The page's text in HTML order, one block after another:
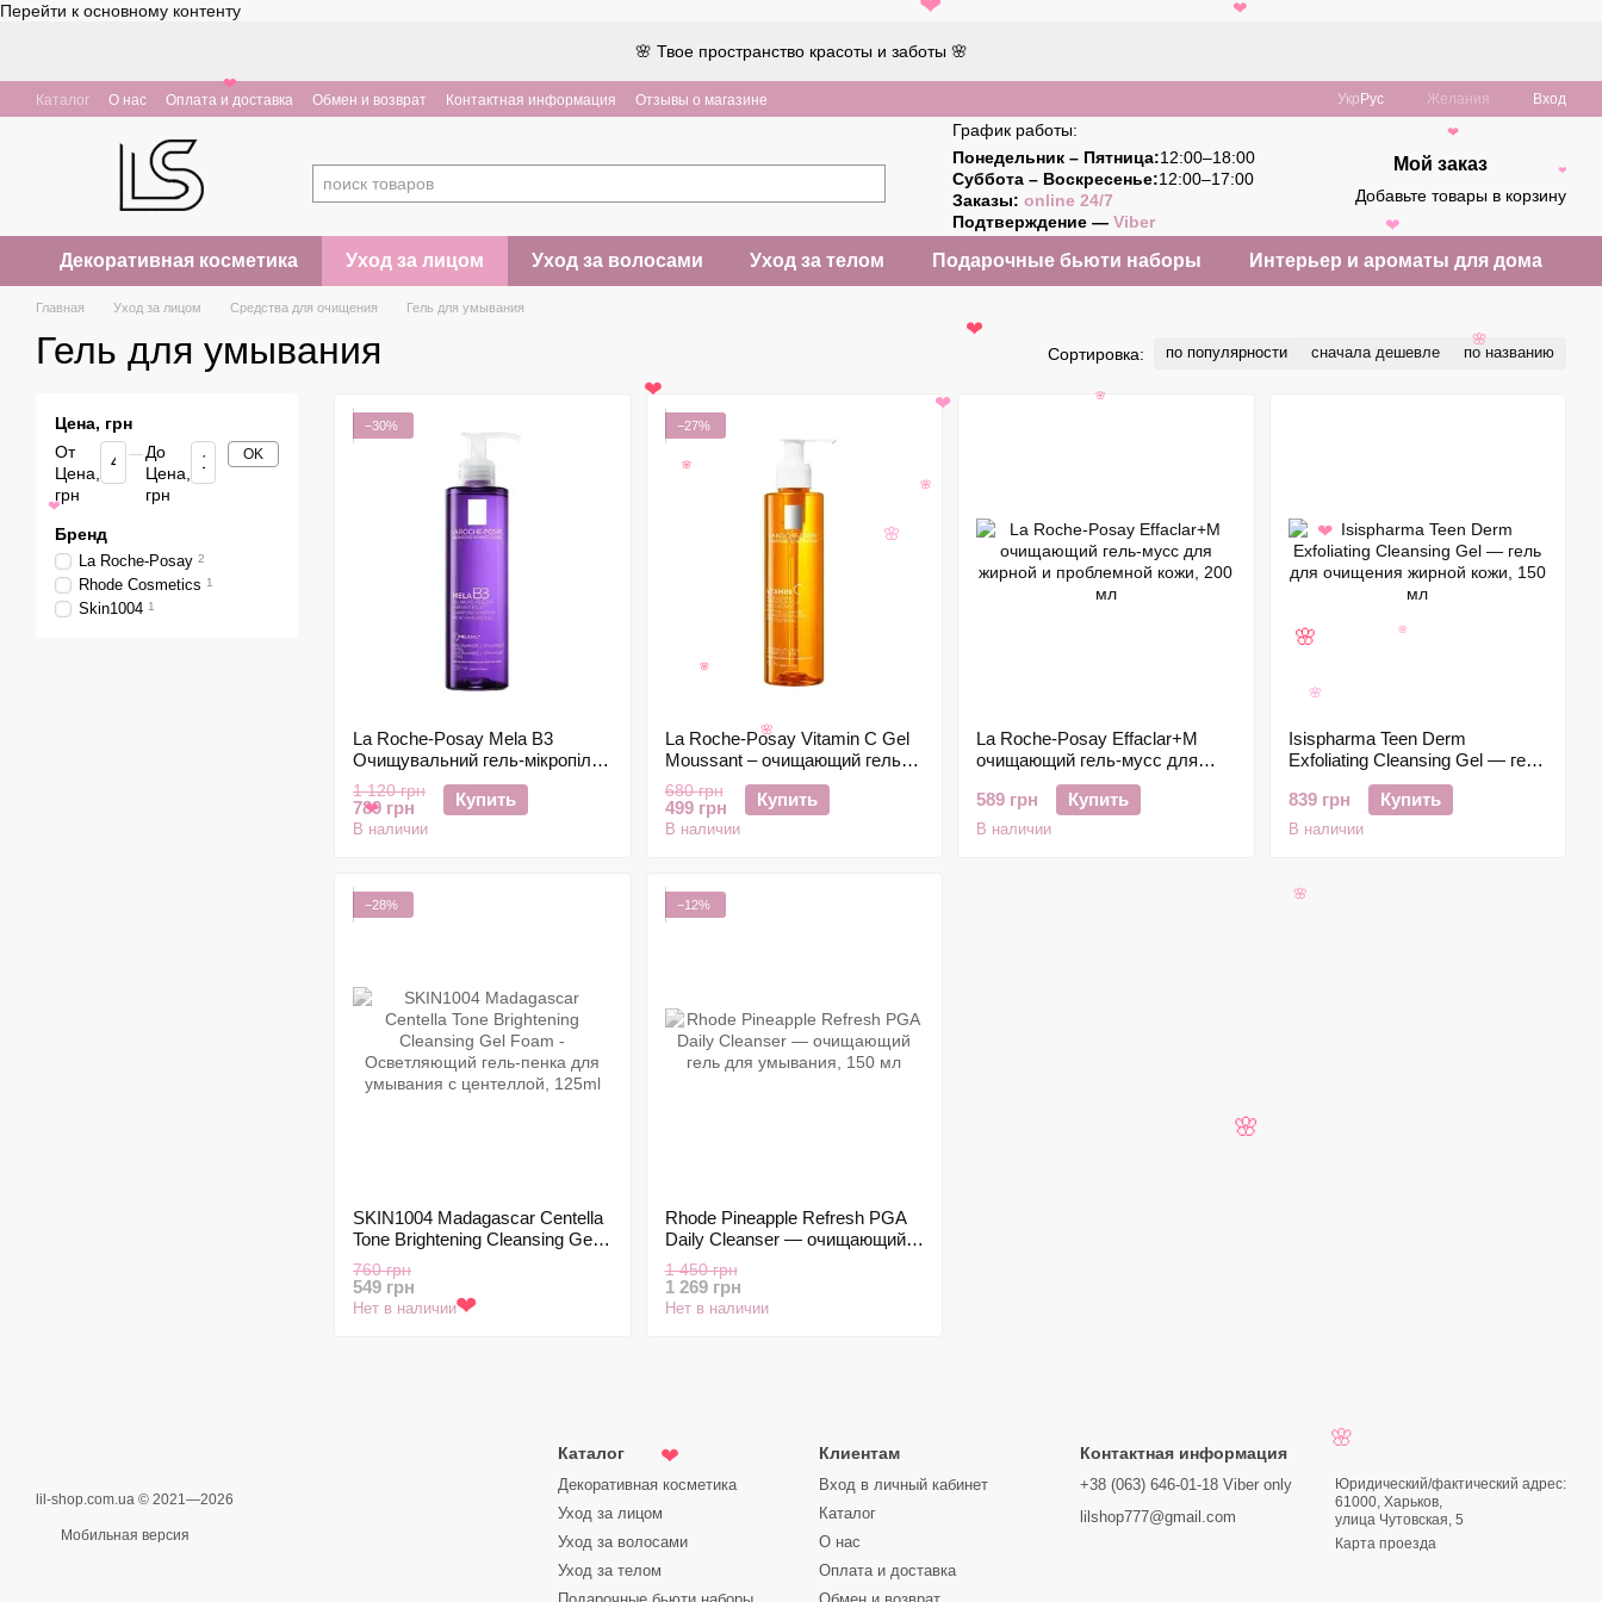
Перейти к основному контенту
🌸 Твое пространство красоты и заботы 🌸
Каталог О нас Оплата и доставка Обмен и возврат Контактная информация Отзывы о магазине Укр Рус Желания Вход
График работы:
Понедельник – Пятница:12:00–18:00
Суббота – Воскресенье:12:00–17:00
Заказы: online 24/7
Подтверждение — Viber
Мой заказ
Добавьте товары в корзину
Декоративная косметика Уход за лицом Уход за волосами Уход за телом Подарочные бьюти наборы Интерьер и ароматы для дома
Главная Уход за лицом Средства для очищения Гель для умывания
Гель для умывания Сортировка: по популярности сначала дешевле по названию
−30%
La Roche-Posay Mela B3
Очищувальний гель-мікропілінг
для вирівнювання тону шкіри,
200 мл
1 120 грн
789 грн Купить
В наличии
−27%
La Roche-Posay Vitamin C Gel
Moussant – очищающий гель
для лица с витамином C,
200ml
680 грн
499 грн Купить
В наличии
La Roche-Posay Effaclar+M
очищающий гель-мусс для
жирной и проблемной кожи,
200 мл
589 грн Купить
В наличии
Isispharma Teen Derm
Exfoliating Cleansing Gel — гель
для очищения жирной кожи,
150 мл
839 грн Купить
В наличии
−28%
SKIN1004 Madagascar Centella
Tone Brightening Cleansing Gel
Foam - Осветляющий гель-
пенка для умывания с
центеллой, 125ml
760 грн
549 грн
Нет в наличии
−12%
Rhode Pineapple Refresh PGA
Daily Cleanser — очищающий
гель для умывания, 150 мл
1 450 грн
1 269 грн
Нет в наличии
Цена, грн
От
Цена,
грн
До
Цена,
грн
OK
Бренд
La Roche-Posay 2
Rhode Cosmetics 1
Skin1004 1
lil-shop.com.ua © 2021—2026
Мобильная версия
Каталог
Декоративная косметика
Уход за лицом
Уход за волосами
Уход за телом
Клиентам
Вход в личный кабинет
Каталог
О нас
Оплата и доставка
Контактная информация
+38 (063) 646-01-18 Viber only
lilshop777@gmail.com
Юридический/фактический адрес:
61000, Харьков,
улица Чутовская, 5
Карта проезда
🌸
❤
❤
❤
❤
🌸
❤